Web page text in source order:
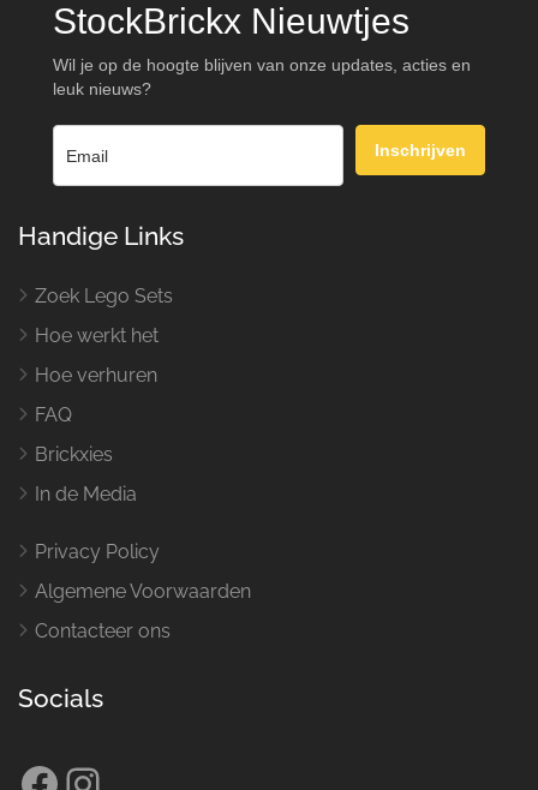
StockBrickx Nieuwtjes
Wil je op de hoogte blijven van onze updates, acties en
leuk nieuws?
Inschrijven
Handige Links
Zoek Lego Sets
Hoe werkt het
Hoe verhuren
FAQ
Brickxies
In de Media
Privacy Policy
Algemene Voorwaarden
Contacteer ons
Socials